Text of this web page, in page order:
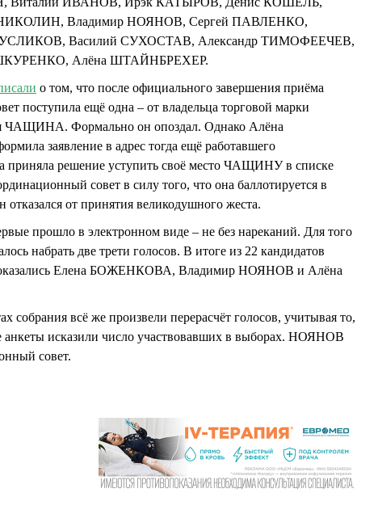
Владимир НОЯНОВ, Сергей ПАВЛЕНКО,
Василий СУХОСТАВ, Александр ТИМОФЕЕЧЕВ,
Алёна ШТАЙНБРЕХЕР.
о том, что после официального завершения приёма
поступила ещё одна – от владельца торговой марки
ЧАЩИНА. Формально он опоздал. Однако Алёна
заявление в адрес тогда ещё работавшего
приняла решение уступить своё место ЧАЩИНУ в списке
совет в силу того, что она баллотируется в
от принятия великодушного жеста.
прошло в электронном виде – не без нареканий. Для того
набрать две трети голосов. В итоге из 22 кандидатов
оказались Елена БОЖЕНКОВА, Владимир НОЯНОВ и Алёна
собрания всё же произвели перерасчёт голосов, учитывая то,
анкеты исказили число участвовавших в выборах. НОЯНОВ
совет.